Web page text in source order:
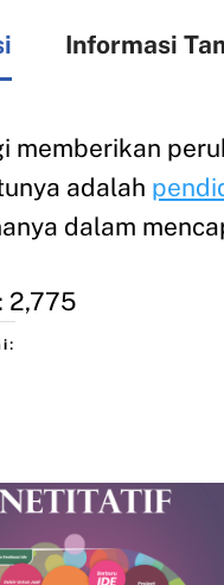
Informasi
memberikan
adalah
dalam
2,775